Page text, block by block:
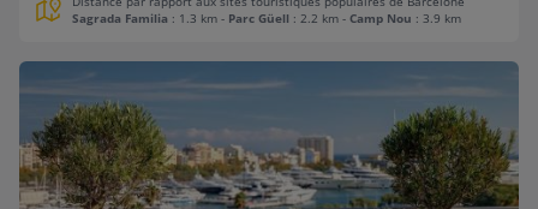
Sagrada Familia : 1.3 km - Parc Güell : 2.2 km - Camp Nou : 3.9 km